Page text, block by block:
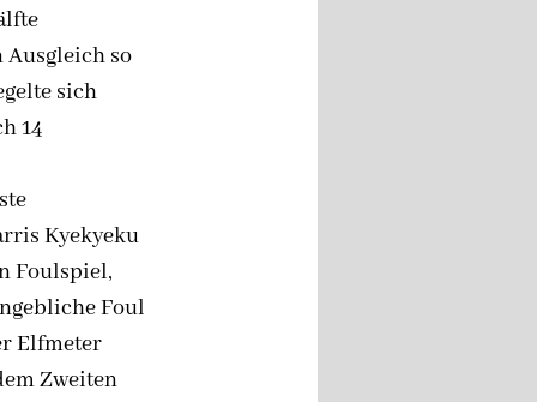
so
sich
14
Kyekyeku
Foulspiel,
Foul
Elfmeter
Zweiten